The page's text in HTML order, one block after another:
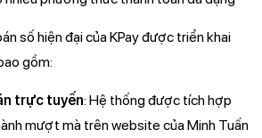
số hiện đại của KPay được triển khai
gồm:
trực tuyến: Hệ thống được tích hợp
mượt mà trên website của Minh Tuấn